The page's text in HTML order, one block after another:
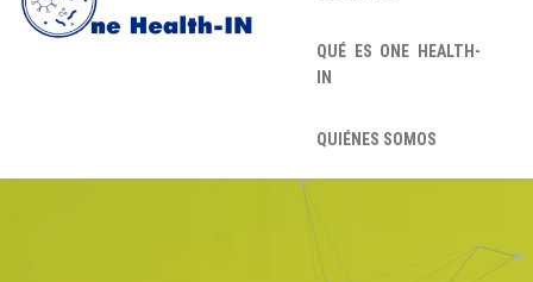
QUÉ ES ONE HEALTH-
IN
QUIÉNES SOMOS